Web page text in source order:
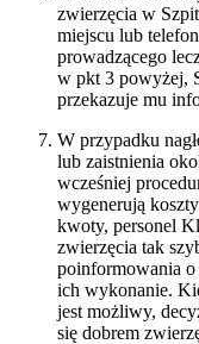
zwierzęcia w
miejscu lub
prowadzącego
w pkt 3 powyżej,
przekazuje mu
W przypadku
lub zaistnienia
wcześniej
wygenerują
kwoty, personel
zwierzęcia tak
poinformowania o
ich wykonanie.
jest możliwy,
się dobrem